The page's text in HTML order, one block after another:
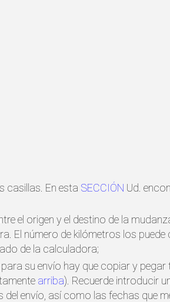
casillas. En esta SECCIÓN Ud.
el origen y el destino de la
El número de kilómetros los
de la calculadora;
para su envío hay que copiar y pegar
arriba). Recuerde introducir
envío, así como las fechas que